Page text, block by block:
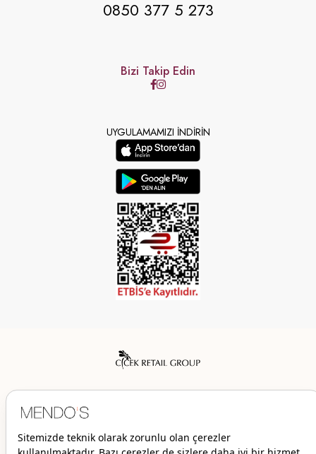
0850 377 5 273
Bizi Takip Edin
UYGULAMAMIZI İNDİRİN
© 2026 Mendo’s | Her hakkı saklıdır.